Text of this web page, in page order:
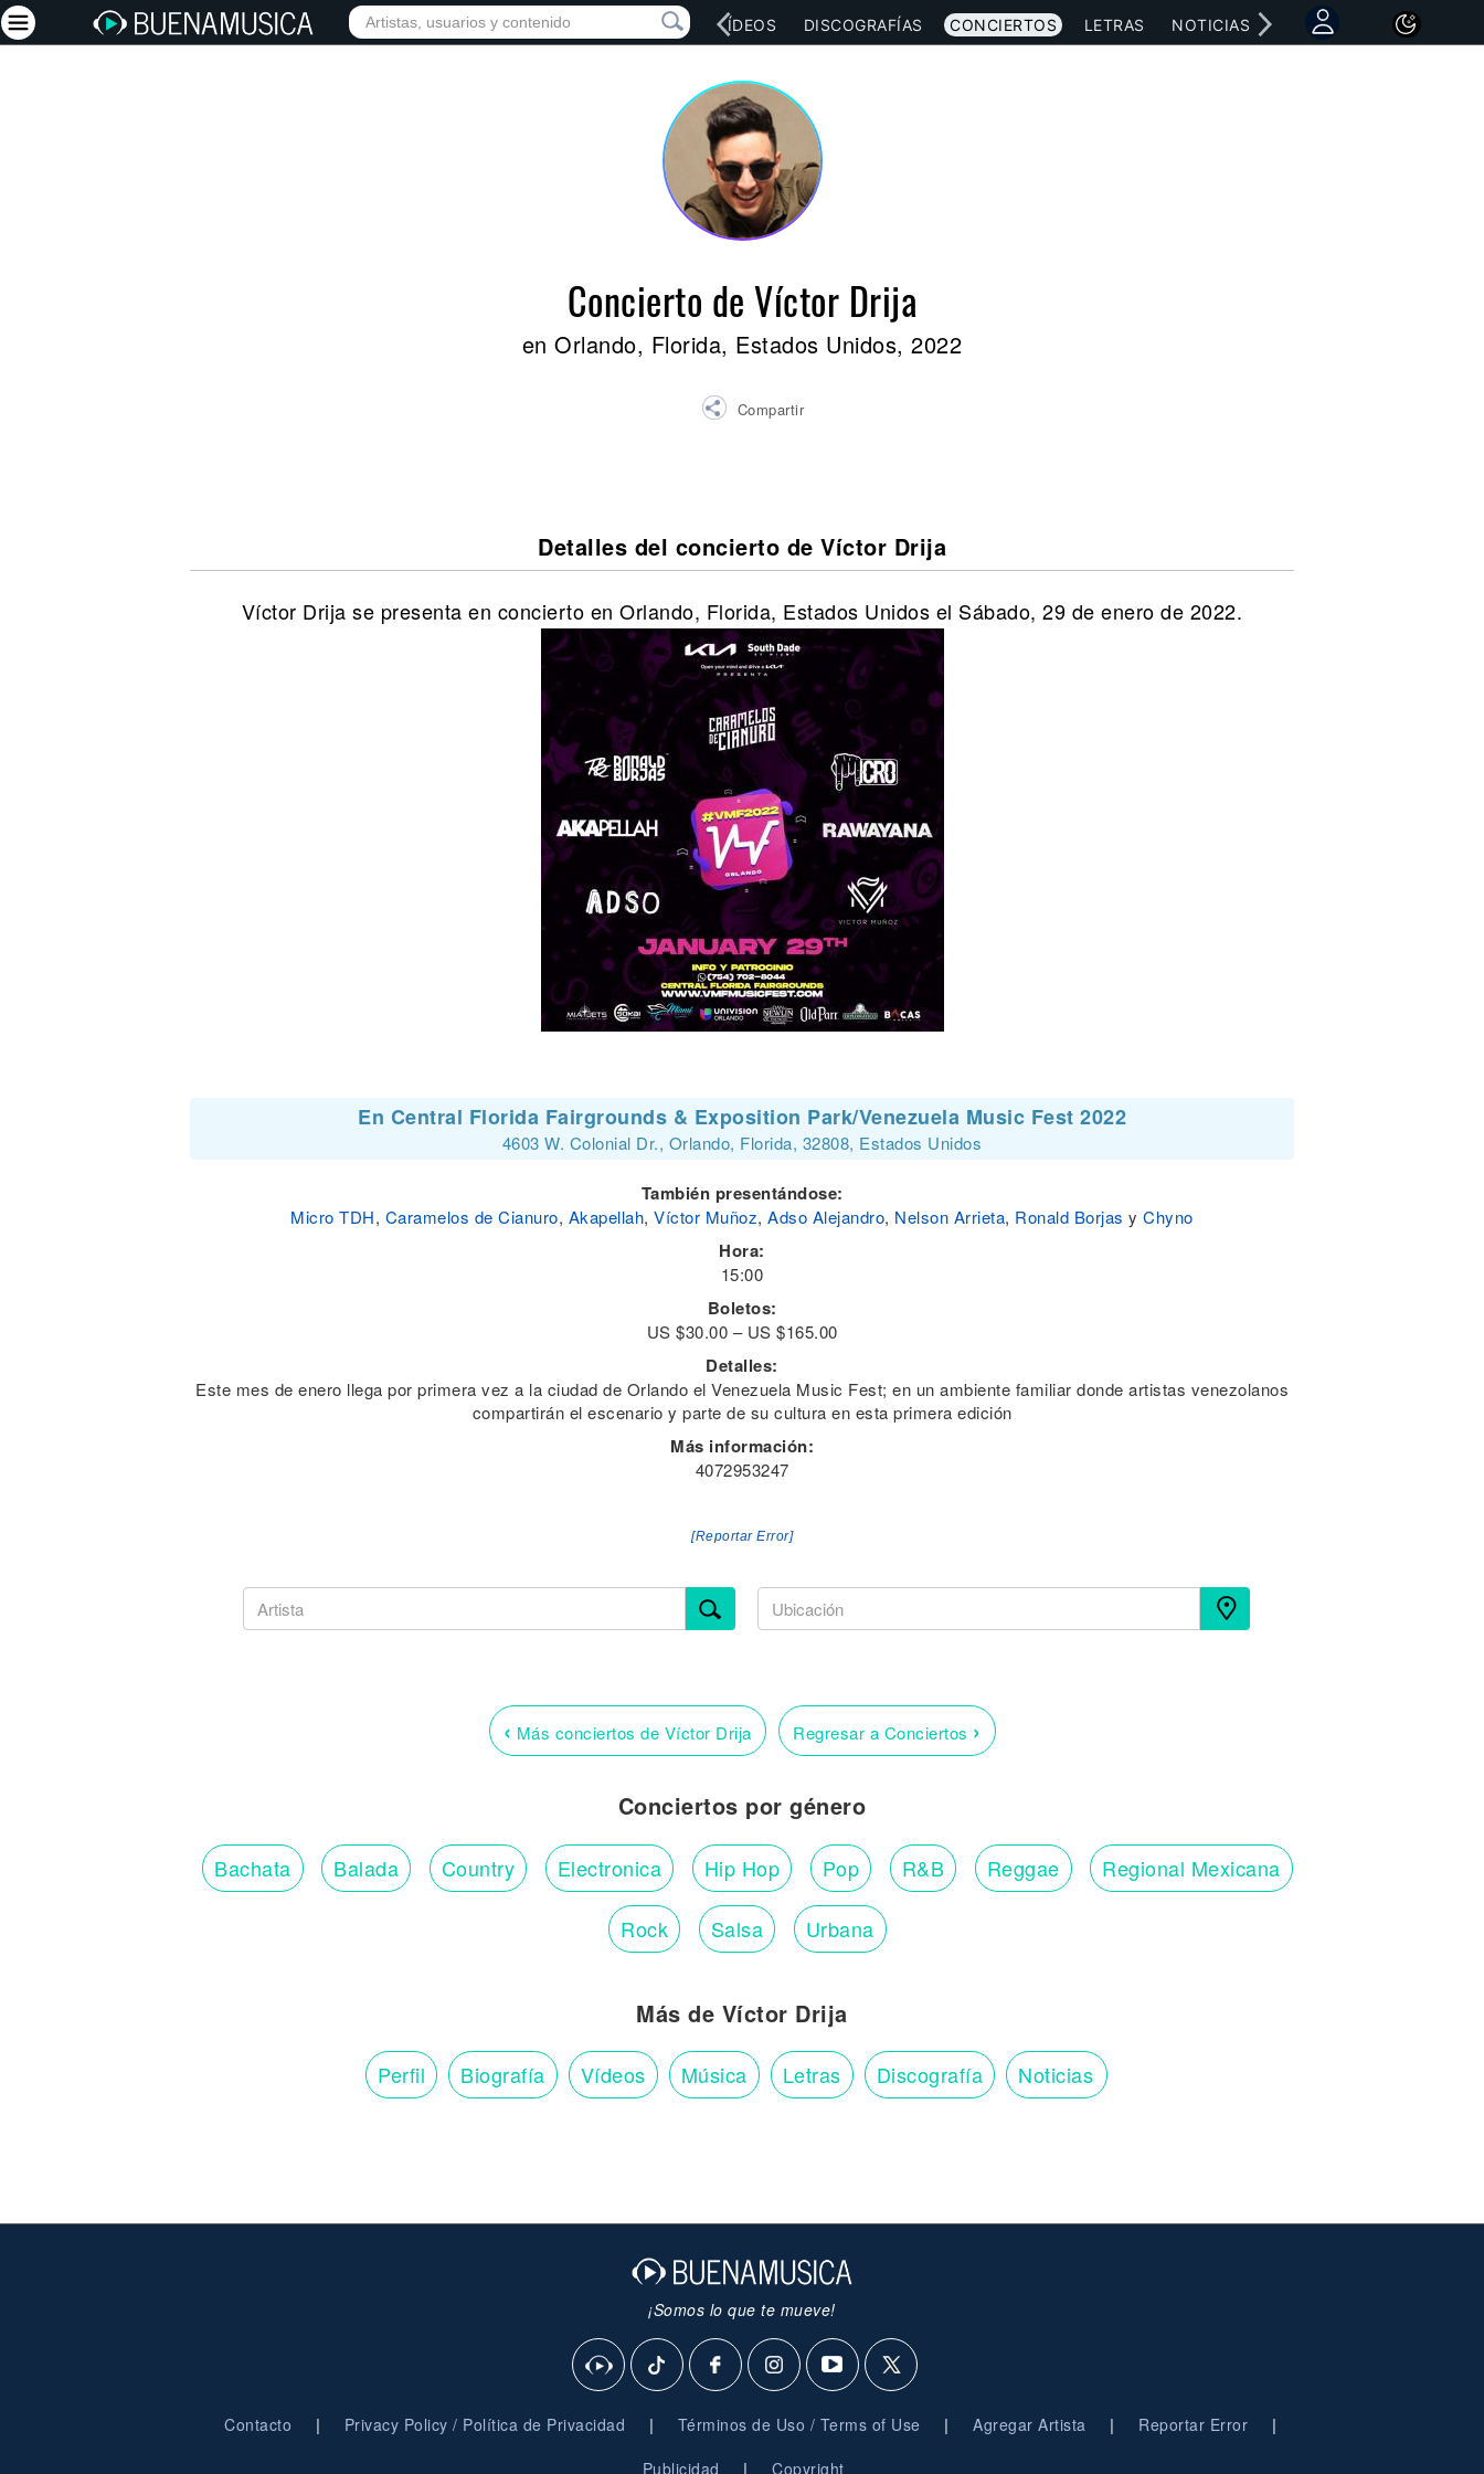
INICIO ARTISTAS RED SOCIAL MÚSICA VÍDEOS DISCOGRAFÍAS CONCIERTOS LETRAS NOTICIAS
Concierto de Víctor Drija
en Orlando, Florida, Estados Unidos, 2022
Compartir
Detalles del concierto de Víctor Drija
Víctor Drija se presenta en concierto en Orlando, Florida, Estados Unidos el Sábado, 29 de enero de 2022.
En Central Florida Fairgrounds & Exposition Park/Venezuela Music Fest 2022
4603 W. Colonial Dr., Orlando, Florida, 32808, Estados Unidos
También presentándose:
Micro TDH, Caramelos de Cianuro, Akapellah,Víctor Muñoz,Adso Alejandro, Nelson Arrieta, Ronald Borjas yChyno
Hora:
15:00
Boletos:
US $30.00 – US $165.00
Detalles:
Este mes de enero llega por primera vez a la ciudad de Orlando el Venezuela Music Fest; en un ambiente familiar donde artistas venezolanos
compartirán el escenario y parte de su cultura en esta primera edición
Más información:
4072953247
[Reportar Error]
‹ Más conciertos de Víctor Drija Regresar a Conciertos ›
Conciertos por género
Bachata Balada Country Electronica Hip Hop Pop R&B Reggae Regional Mexicana
Rock Salsa Urbana
Más de Víctor Drija
Perfil Biografía Vídeos Música Letras Discografía Noticias
¡Somos lo que te mueve!
Contacto | Privacy Policy / Política de Privacidad | Términos de Uso / Terms of Use | Agregar Artista | Reportar Error |
Publicidad | Copyright